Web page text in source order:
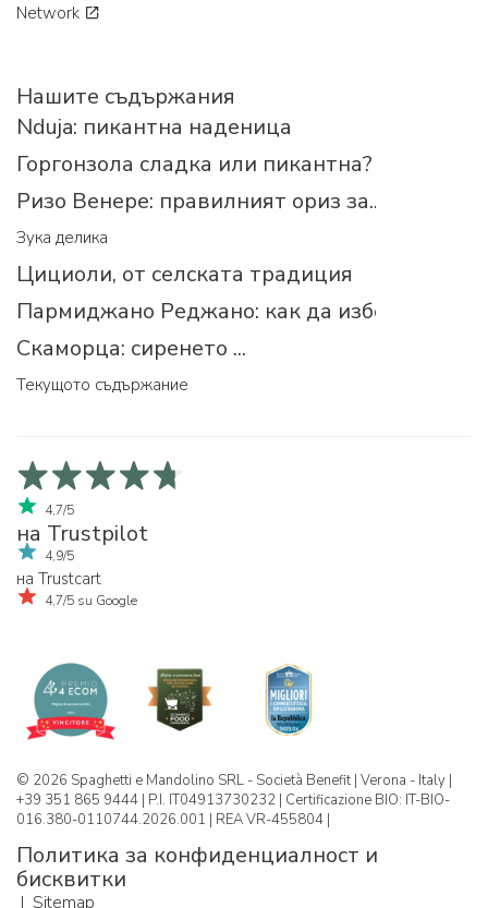
Network
Нашите съдържания
Nduja: пикантна наденица
Горгонзола сладка или пикантна?
Ризо Венере: правилният ориз за...
Зука делика
Цициоли, от селската традиция
Пармиджано Реджано: как да изберем
Скаморца: сиренето ...
Текущото съдържание
4,7/5
на Trustpilot
4,9/5
на Trustcart
4,7/5 su Google
© 2026 Spaghetti e Mandolino SRL - Società Benefit | Verona - Italy |
+39 351 865 9444 | P.I. IT04913730232 | Certificazione BIO: IT-BIO-
016.380-0110744.2026.001 | REA VR-455804 |
Политика за конфиденциалност и
бисквитки
| Sitemap